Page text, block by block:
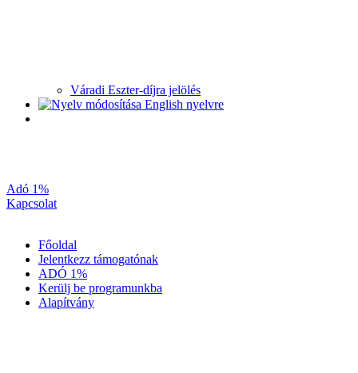
Váradi Eszter-díjra jelölés
Adó 1%
Kapcsolat
Főoldal
Jelentkezz támogatónak
ADÓ 1%
Kerülj be programunkba
Alapítvány